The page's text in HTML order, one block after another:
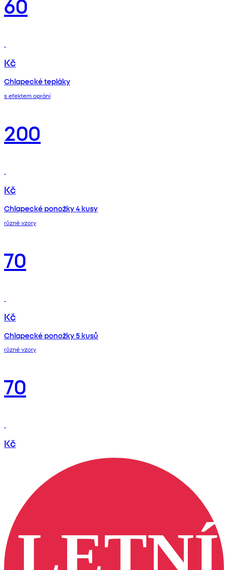
Kč
Chlapecké tepláky
s efektem oprání
200
Kč
Chlapecké ponožky 4 kusy
různé vzory
70
Kč
Chlapecké ponožky 5 kusů
různé vzory
70
Kč